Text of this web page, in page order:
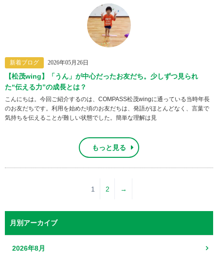
新着ブログ 2026年05月26日
【松茂wing】「うん」が中心だったお友だち。少しずつ見られ
た“伝える力”の成長とは？
こんにちは。今回ご紹介するのは、COMPASS松茂wingに通っている当時年長
のお友だちです。利用を始めた頃のお友だちは、発語がほとんどなく、言葉で
気持ちを伝えることが難しい状態でした。簡単な理解は見
もっと見る
1 2 →
月別アーカイブ
2026年8月